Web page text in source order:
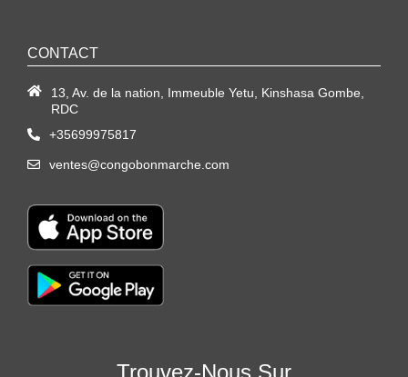
CONTACT
13, Av. de la nation, Immeuble Yetu, Kinshasa Gombe,
RDC
+35699975817
ventes@congobonmarche.com
Trouvez-Nous Sur